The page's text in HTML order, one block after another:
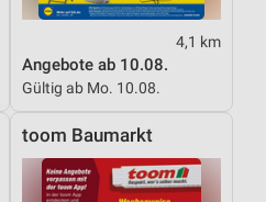
4,1 km
Angebote ab 10.08.
Gültig ab Mo. 10.08.
toom Baumarkt